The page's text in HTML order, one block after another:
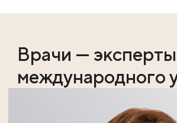
Врачи — эксперты
международного